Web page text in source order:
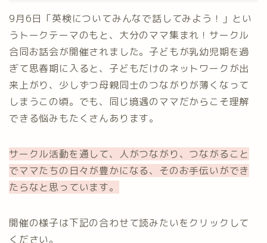
9月6日「英検についてみんなで話してみよう！」とい
うトークテーマのもと、大分のママ集まれ！サークル
合同お話会が開催されました。子どもが乳幼児期を過
ぎて思春期に入ると、子どもだけのネットワークが出
来上がり、少しずつ母親同士のつながりが薄くなって
しまうこの頃。でも、同じ境遇のママだからこそ理解
できる悩みもたくさんあります。
サークル活動を通して、人がつながり、つながること
でママたちの日々が豊かになる、そのお手伝いができ
たらなと思っています。
開催の様子は下記の合わせて読みたいをクリックして
ください。